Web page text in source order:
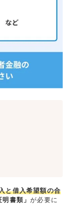
と借入希望額の合
明書類」が必要に